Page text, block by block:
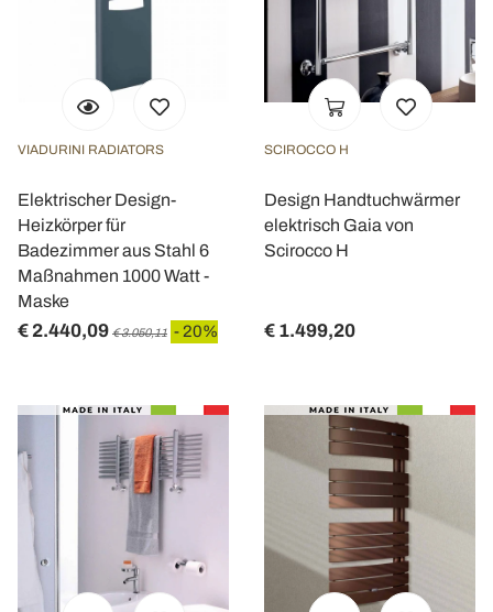
VIADURINI RADIATORS
Elektrischer Design-
Heizkörper für
Badezimmer aus Stahl 6
Maßnahmen 1000 Watt -
Maske
€ 2.440,09 € 3.050,11 - 20%
SCIROCCO H
Design Handtuchwärmer
elektrisch Gaia von
Scirocco H
€ 1.499,20